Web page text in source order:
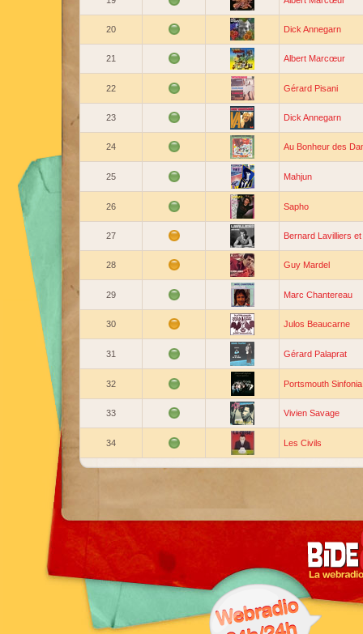
20 Dick Annegarn
21 Albert Marcœur
22 Gérard Pisani
23 Dick Annegarn
24 Au Bonheur des
25 Mahjun
26 Sapho
27 Bernard Lavilliers
28 Guy Mardel
29 Marc Chantereau
30 Julos Beaucarne
31 Gérard Palaprat
32 Portsmouth Sinfonia
33 Vivien Savage
34 Les Civils